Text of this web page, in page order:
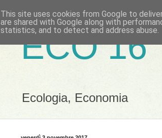
ECO 16
Ecologia, Economia
This site uses cookies from Google to
are shared with Google along with
statistics, and to detect and address abuse.